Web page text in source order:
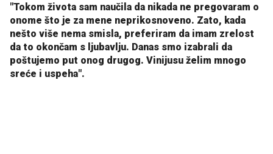
"Tokom života sam naučila da nikada ne pregovaram o
onome što je za mene neprikosnoveno. Zato, kada
nešto više nema smisla, preferiram da imam zrelost
da to okončam s ljubavlju. Danas smo izabrali da
poštujemo put onog drugog. Vinijusu želim mnogo
sreće i uspeha".